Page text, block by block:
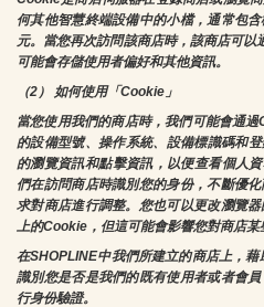
何其他智慧終端設備中的小檔，通常包
元。當您再次訪問該商店時，該商店可
可能會存儲使用者偏好和其他資訊。
（2） 如何使用「Cookie」
當您使用我們的商店時，我們可能會通
的設備型號、操作系統、設備標識碼和
的瀏覽資訊和點擊資訊，以便查看個人
們在訪問商店時識別您的身份，不斷優
求對商店進行調整。您也可以更改瀏覽
上的Cookie，但這可能會影響您對商店某
在SHOPLINE中我們所建立的商店上，
識別您是否是我們的既有使用者或者會
行身份驗證。